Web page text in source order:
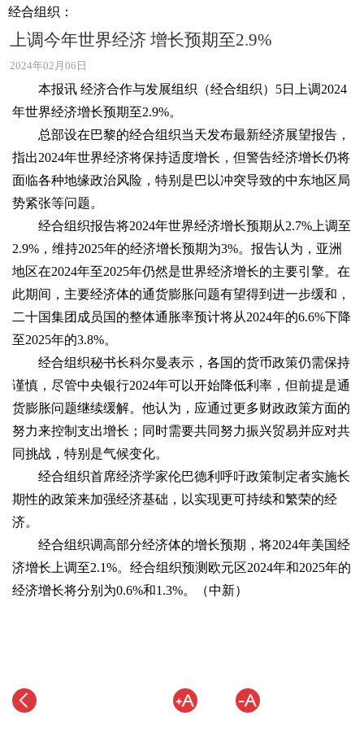
经合组织：
上调今年世界经济 增长预期至2.9%
2024年02月06日
本报讯 经济合作与发展组织（经合组织）5日上调2024
年世界经济增长预期至2.9%。
总部设在巴黎的经合组织当天发布最新经济展望报告，
指出2024年世界经济将保持适度增长，但警告经济增长仍将
面临各种地缘政治风险，特别是巴以冲突导致的中东地区局
势紧张等问题。
经合组织报告将2024年世界经济增长预期从2.7%上调至
2.9%，维持2025年的经济增长预期为3%。报告认为，亚洲
地区在2024年至2025年仍然是世界经济增长的主要引擎。在
此期间，主要经济体的通货膨胀问题有望得到进一步缓和，
二十国集团成员国的整体通胀率预计将从2024年的6.6%下降
至2025年的3.8%。
经合组织秘书长科尔曼表示，各国的货币政策仍需保持
谨慎，尽管中央银行2024年可以开始降低利率，但前提是通
货膨胀问题继续缓解。他认为，应通过更多财政政策方面的
努力来控制支出增长；同时需要共同努力振兴贸易并应对共
同挑战，特别是气候变化。
经合组织首席经济学家伦巴德利呼吁政策制定者实施长
期性的政策来加强经济基础，以实现更可持续和繁荣的经
济。
经合组织调高部分经济体的增长预期，将2024年美国经
济增长上调至2.1%。经合组织预测欧元区2024年和2025年的
经济增长将分别为0.6%和1.3%。（中新）